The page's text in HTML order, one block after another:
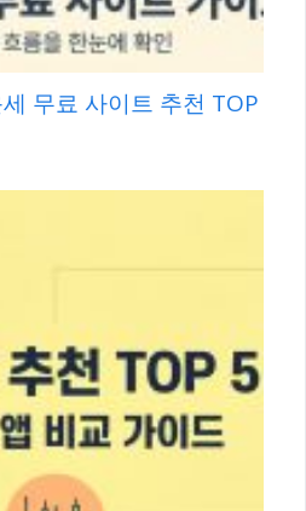
무료 사이트 추천 TOP